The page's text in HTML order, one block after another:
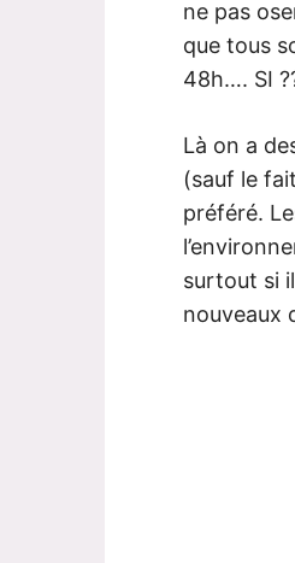
ne pas
que tous
48h…. SI
Là on a
(sauf le
préféré.
surtout si
nouveaux